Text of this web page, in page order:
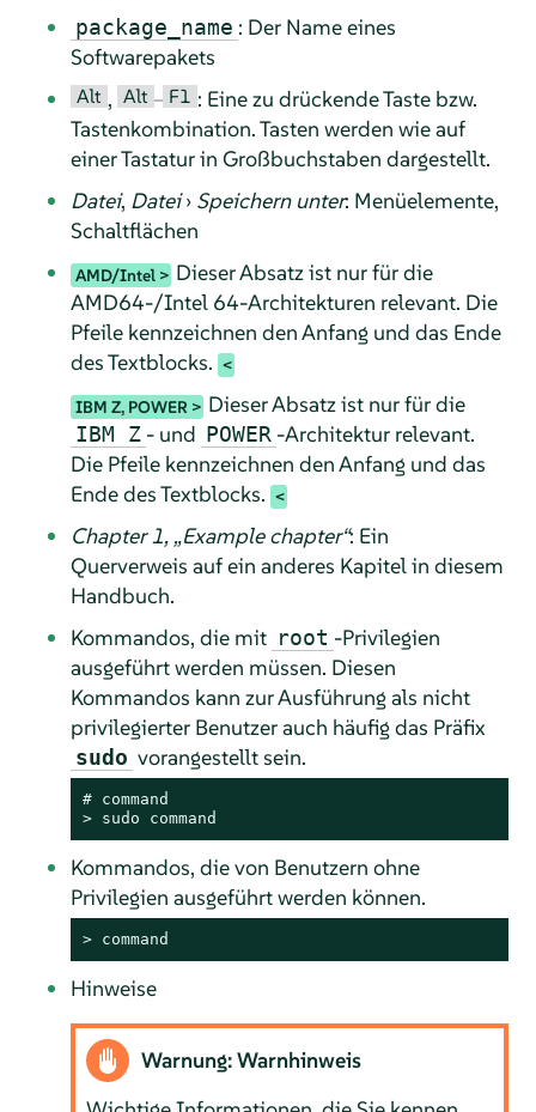
package_name : Der Name eines
Softwarepakets
Alt , Alt – F1 : Eine zu drückende Taste bzw.
Tastenkombination. Tasten werden wie auf
einer Tastatur in Großbuchstaben dargestellt.
Datei, Datei› Speichern unter: Menüelemente,
Schaltflächen
AMD/Intel
Dieser Absatz ist nur für die
AMD64-/Intel 64-Architekturen relevant. Die
Pfeile kennzeichnen den Anfang und das Ende
des Textblocks.
IBM Z, POWER Dieser Absatz ist nur für die
IBM Z - und POWER -Architektur relevant.
Die Pfeile kennzeichnen den Anfang und das
Ende des Textblocks.
Chapter 1, „Example chapter“: Ein
Querverweis auf ein anderes Kapitel in diesem
Handbuch.
Kommandos, die mit root -Privilegien
ausgeführt werden müssen. Diesen
Kommandos kann zur Ausführung als nicht
privilegierter Benutzer auch häufig das Präfix
sudo vorangestellt sein.
# command
> sudo command
Kommandos, die von Benutzern ohne
Privilegien ausgeführt werden können.
> command
Hinweise
Warnung: Warnhinweis